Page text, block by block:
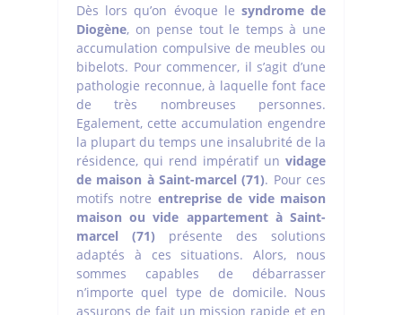
Dès lors qu’on évoque le syndrome de
Diogène, on pense tout le temps à une
accumulation compulsive de meubles ou
bibelots. Pour commencer, il s’agit d’une
pathologie reconnue, à laquelle font face
de très nombreuses personnes.
Egalement, cette accumulation engendre
la plupart du temps une insalubrité de la
résidence, qui rend impératif un vidage
de maison à Saint-marcel (71). Pour ces
motifs notre entreprise de vide maison
maison ou vide appartement à Saint-
marcel (71) présente des solutions
adaptés à ces situations. Alors, nous
sommes capables de débarrasser
n’importe quel type de domicile. Nous
assurons de fait un mission rapide et en